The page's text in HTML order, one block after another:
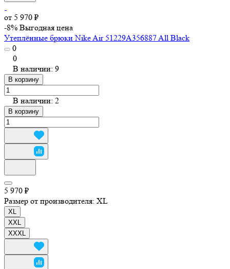
от 5 970 ₽
-8% Выгодная цена
Утеплённые брюки Nike Air 51229A356887 All Black
0
0
В наличии: 9
В корзину
В наличии: 2
В корзину
5 970 ₽
Размер от производителя: XL
XL
XXL
XXXL